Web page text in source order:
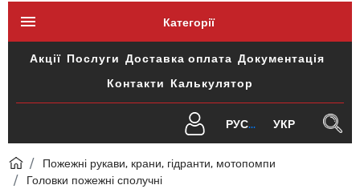
Категорії
Акції Послуги Доставка оплата Документація
Контакти Калькулятор
РУС УКР
Пожежні рукави, крани, гідранти, мотопомпи
Головки пожежні сполучні